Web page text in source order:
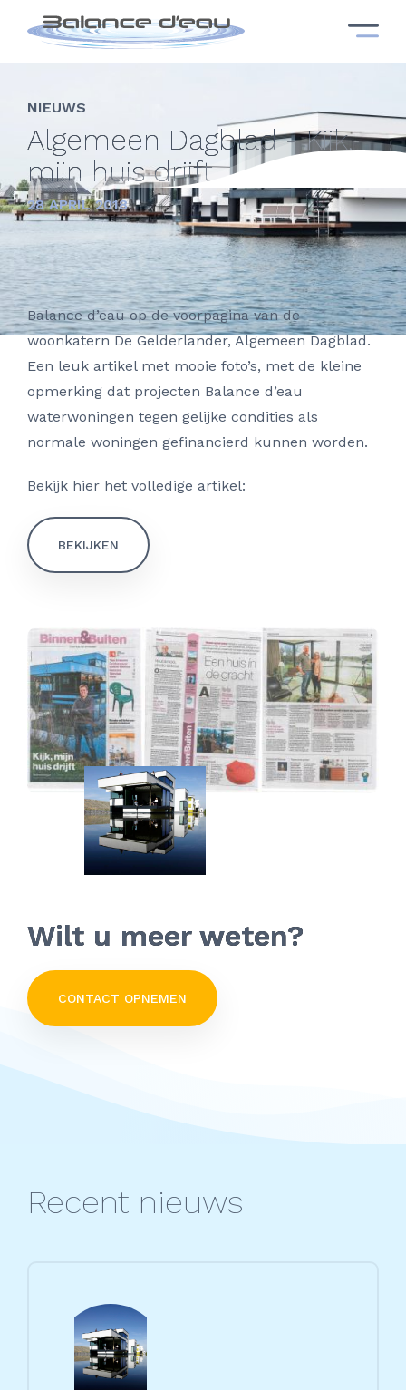
NIEUWS
Algemeen Dagblad - Kijk,
mijn huis drijft
28 APRIL 2018
Balance d’eau op de voorpagina van de
woonkatern De Gelderlander, Algemeen Dagblad.
Een leuk artikel met mooie foto’s, met de kleine
opmerking dat projecten Balance d’eau
waterwoningen tegen gelijke condities als
normale woningen gefinancierd kunnen worden.
Bekijk hier het volledige artikel:
BEKIJKEN
Wilt u meer weten?
CONTACT OPNEMEN
Recent nieuws